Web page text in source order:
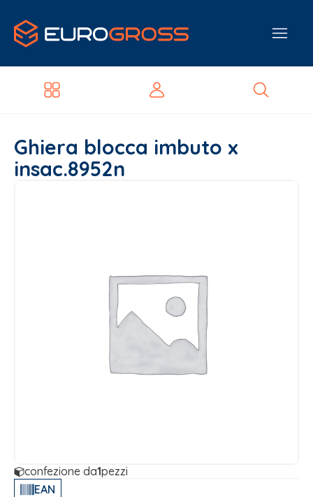
Ghiera blocca imbuto x
insac.8952n
confezione da1pezzi
EAN